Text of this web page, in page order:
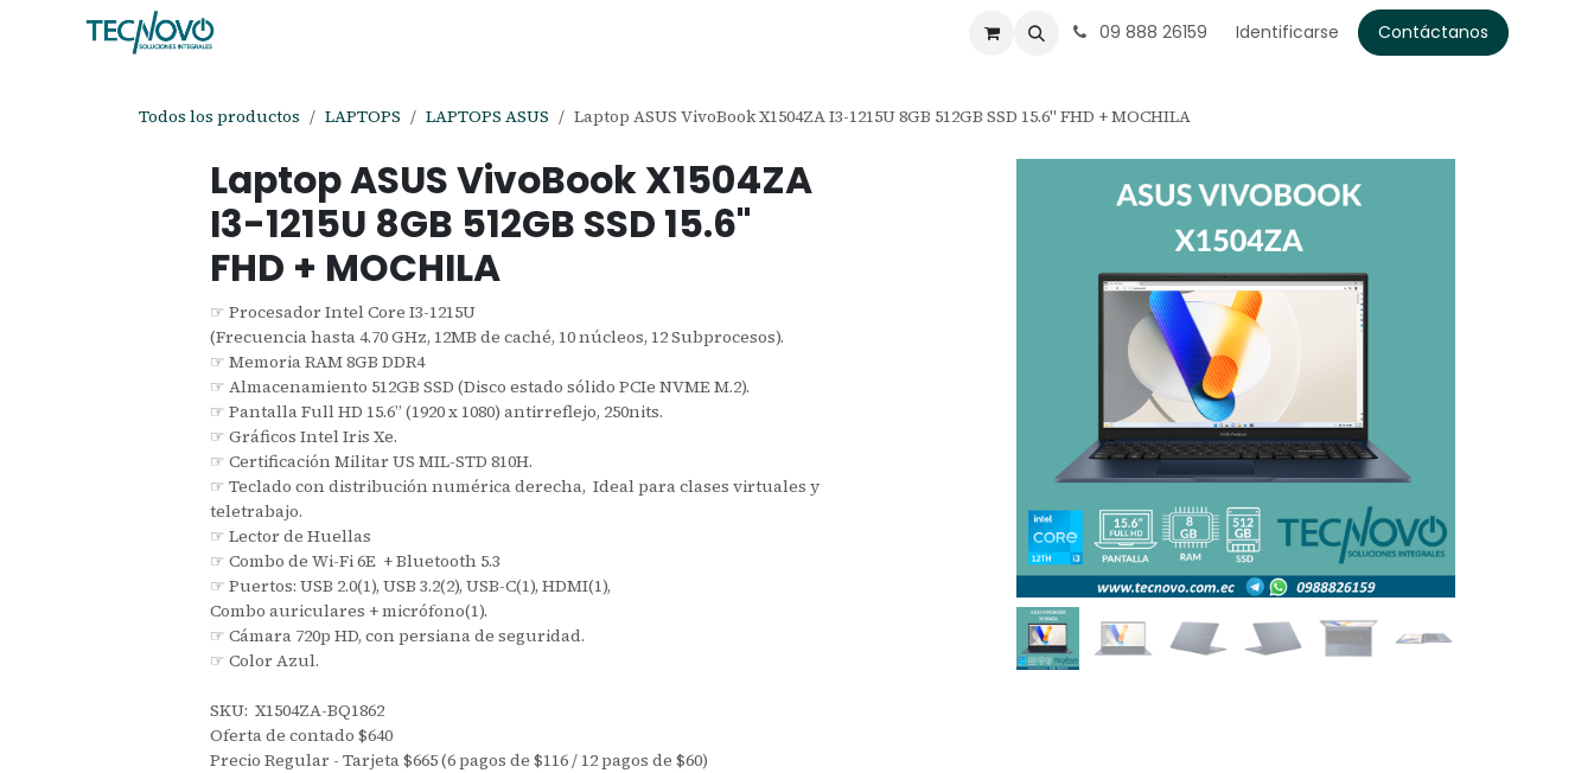
09 888 26159 Identificarse Contáctanos
Todos los productos LAPTOPS LAPTOPS ASUS Laptop ASUS VivoBook X1504ZA I3-1215U 8GB 512GB SSD 15.6" FHD + MOCHILA
Laptop ASUS VivoBook X1504ZA
I3-1215U 8GB 512GB SSD 15.6"
FHD + MOCHILA
☞ Procesador Intel Core I3-1215U
(Frecuencia hasta 4.70 GHz, 12MB de caché, 10 núcleos, 12 Subprocesos).
☞ Memoria RAM 8GB DDR4
☞ Almacenamiento 512GB SSD (Disco estado sólido PCIe NVME M.2).
☞ Pantalla Full HD 15.6” (1920 x 1080) antirreflejo, 250nits.
☞ Gráficos Intel Iris Xe.
☞ Certificación Militar US MIL-STD 810H.
☞ Teclado con distribución numérica derecha, Ideal para clases virtuales y
teletrabajo.
☞ Lector de Huellas
☞ Combo de Wi-Fi 6E + Bluetooth 5.3
☞ Puertos: USB 2.0(1), USB 3.2(2), USB-C(1), HDMI(1),
Combo auriculares + micrófono(1).
☞ Cámara 720p HD, con persiana de seguridad.
☞ Color Azul.
SKU: X1504ZA-BQ1862
Oferta de contado $640
Precio Regular - Tarjeta $665 (6 pagos de $116 / 12 pagos de $60)